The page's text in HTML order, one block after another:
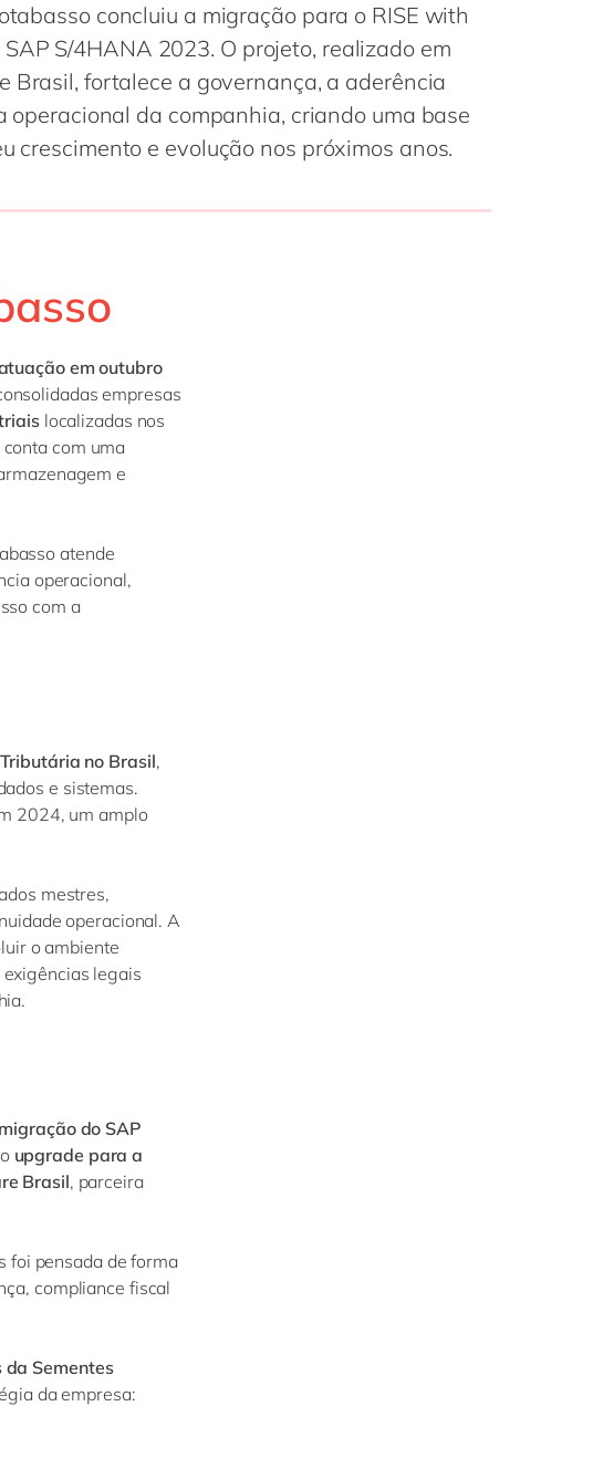
Philippines
Singapore
Switzerland
UK & Ireland
en
USA & Canada
concluiu a migração para o RISE with
S/4HANA 2023. O projeto, realizado em
Brasil, fortalece a governança, a aderência
operacional da companhia, criando uma base
crescimento e evolução nos próximos anos.
em outubro
empresas
localizadas nos
com uma
e
atende
operacional,
com a
no Brasil,
e sistemas.
2024, um amplo
mestres,
operacional. A
o ambiente
legais
migração do SAP
upgrade para a
Brasil, parceira
foi pensada de forma
compliance fiscal
da Sementes
da empresa: